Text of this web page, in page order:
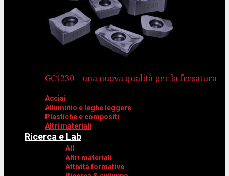
GC1230 – una nuova qualità per la fresatura
Acciai
Alluminio e leghe leggere
Plastiche e compositi
Altri materiali
Ricerca e Lab
All
Altri materiali
Attività formative